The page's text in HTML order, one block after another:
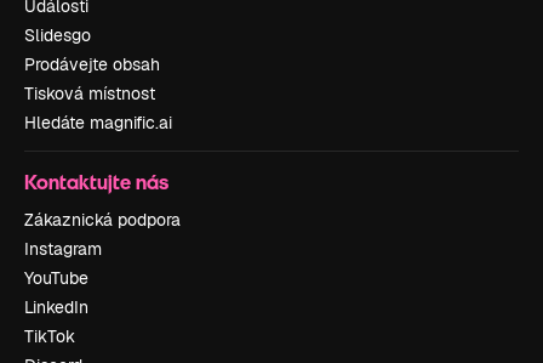
Události
Slidesgo
Prodávejte obsah
Tisková místnost
Hledáte magnific.ai
Kontaktujte nás
Zákaznická podpora
Instagram
YouTube
LinkedIn
TikTok